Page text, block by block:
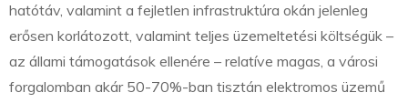
hatótáv, valamint a fejletlen infrastruktúra okán jelenleg
erősen korlátozott, valamint teljes üzemeltetési költségük –
az állami támogatások ellenére – relatíve magas, a városi
forgalomban akár 50-70%-ban tisztán elektromos üzemű